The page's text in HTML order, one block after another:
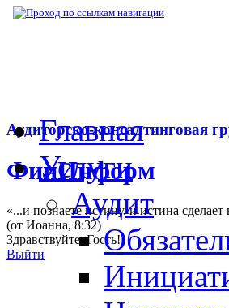
Аудиторско-консалтинговая
ФинИнформ
«...и познаете истину, и истина
(от Иоанна, 8:32)
Здравствуйте,Гость!
Выйти
Главная
Услуги
Аудит